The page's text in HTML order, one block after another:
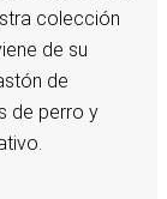
colección
de su
de
de perro y